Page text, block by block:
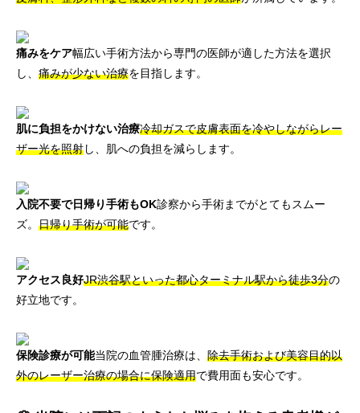
痛みをケア幅広い手術方法から専門の医師が適した方法を選択
し、 痛みが少ない治療を目指します。
肌に負担をかけない治療冷却ガスで皮膚表面を冷やしながらレー
ザー光を照射し、肌への負担を減らします。
入院不要で日帰り手術もOK診察から手術までがとてもスムー
ズ。 日帰り手術が可能です。
アクセス良好JR渋谷駅といった都心ターミナル駅から徒歩3分の
好立地です。
保険診療が可能当院の血管腫治療は、 除去手術および美容目的以
外のレーザー治療の場合に保険適用で費用面も安心です。